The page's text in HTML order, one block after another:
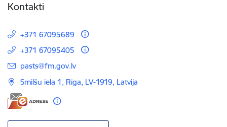
Kontakti
+371 67095689
+371 67095405
E-pasts:
pasts@fm.gov.lv
Smilšu iela 1, Rīga, LV-1919, Latvija